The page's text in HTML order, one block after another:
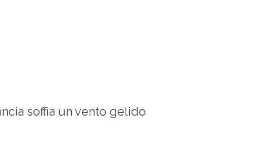
soffia un vento gelido